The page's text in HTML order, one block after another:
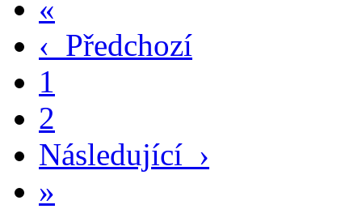
«
‹ Předchozí
1
2
Následující ›
»